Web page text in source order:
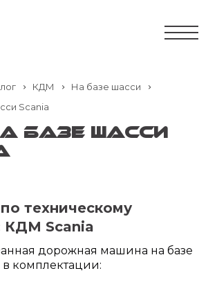
КДМ
На базе шасси
Scania
базе шасси
техническому
КДМ Scania
дорожная машина на базе
в комплектации: